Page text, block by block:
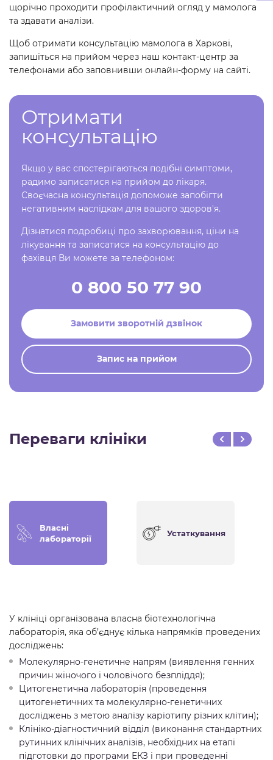
щорічно проходити профілактичний огляд у мамолога
та здавати аналізи.
Щоб отримати консультацію мамолога в Харкові,
запишіться на прийом через наш контакт-центр за
телефонами або заповнивши онлайн-форму на сайті.
Отримати
консультацію
Якщо у вас спостерігаються подібні симптоми,
радимо записатися на прийом до лікаря.
Своєчасна консультація допоможе запобігти
негативним наслідкам для вашого здоров'я.
Дізнатися подробиці про захворювання, ціни на
лікування та записатися на консультацію до
фахівця Ви можете за телефоном:
0 800 50 77 90
Замовити зворотній дзвінок
Запис на прийом
Переваги клініки
Власні
лабораторії
Устаткування
У клініці організована власна біотехнологічна
лабораторія, яка об’єднує кілька напрямків проведених
досліджень:
Молекулярно-генетичне напрям (виявлення генних
причин жіночого і чоловічого безпліддя);
Цитогенетична лабораторія (проведення
цитогенетичних та молекулярно-генетичних
досліджень з метою аналізу каріотипу різних клітин);
Клініко-діагностичний відділ (виконання стандартних
рутинних клінічних аналізів, необхідних на етапі
підготовки до програми ЕКЗ і при проведенні